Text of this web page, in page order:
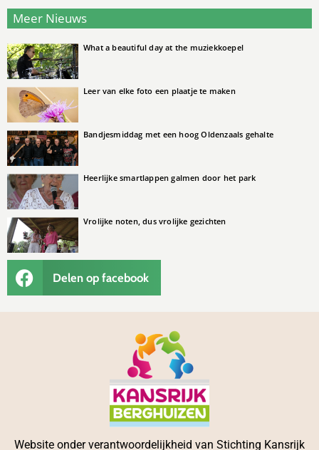
Meer Nieuws
What a beautiful day at the muziekkoepel
Leer van elke foto een plaatje te maken
Bandjesmiddag met een hoog Oldenzaals gehalte
Heerlijke smartlappen galmen door het park
Vrolijke noten, dus vrolijke gezichten
Delen op facebook
Website onder verantwoordelijkheid van Stichting Kansrijk